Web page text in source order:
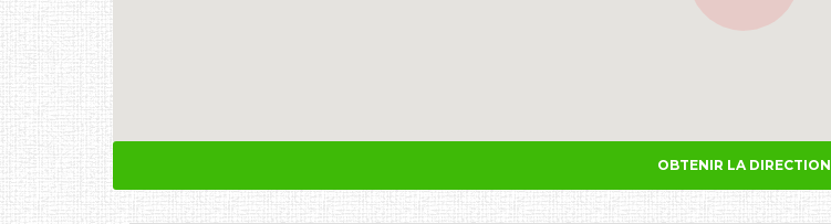
OBTENIR LA DIRECTION